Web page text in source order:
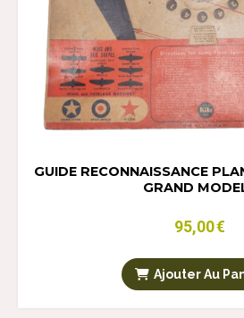
GUIDE RECONNAISSANCE
GRAND
95,00€
Ajouter Au